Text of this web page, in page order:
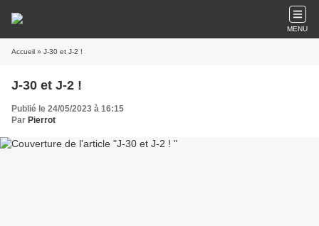
MENU
Accueil » J-30 et J-2 !
J-30 et J-2 !
Publié le 24/05/2023 à 16:15
Par Pierrot